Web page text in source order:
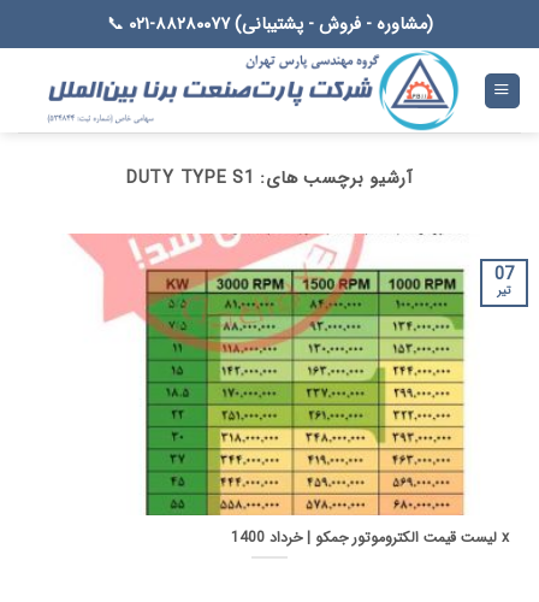
(مشاوره - فروش - پشتیبانی) ۸۸۲۸۰۰۷۷-۰۲۱ 📞
آرشیو برچسب های: DUTY TYPE S1
x لیست قیمت الکتروموتور جمکو | خرداد 1400
07
تیر